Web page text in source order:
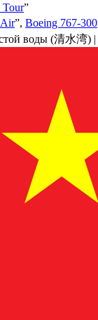
Tour”
”, Boeing 767-300
воды (清水湾) |